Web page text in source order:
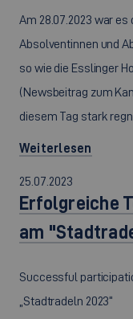
Am 28.07.2023 war
Absolventinnen und
so wie die Esslinger
(Newsbeitrag zum
diesem Tag stark
Weiterlesen
25.07.2023
Erfolgreiche
am
Successful
„Stadtradeln 2023“